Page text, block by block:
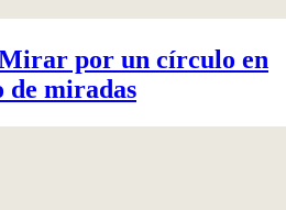
Mirar por un círculo en
de miradas